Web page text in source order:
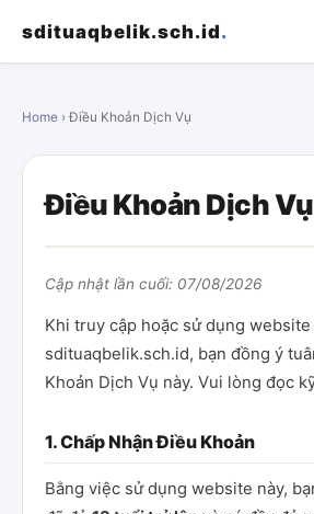
sdituaqbelik.sch.id.
Home › Điều Khoản Dịch Vụ
Điều Khoản Dịch Vụ
Cập nhật lần cuối: 07/08/2026
Khi truy cập hoặc sử dụng website
sdituaqbelik.sch.id, bạn đồng ý
Khoản Dịch Vụ này. Vui lòng đọc
1. Chấp Nhận Điều Khoản
Bằng việc sử dụng website này,